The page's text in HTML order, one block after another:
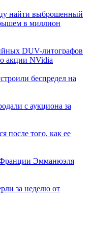
найти выброшенный
в миллион
DUV-литографов
акции NVidia
беспредел на
с аукциона за
после того, как ее
Эмманюэля
за неделю от